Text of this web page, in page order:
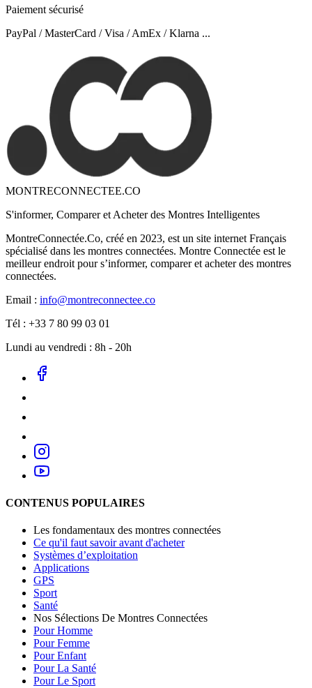
Paiement sécurisé
PayPal / MasterCard / Visa / AmEx / Klarna ...
MONTRECONNECTEE.CO
S'informer, Comparer et Acheter des Montres Intelligentes
MontreConnectée.Co, créé en 2023, est un site internet Français
spécialisé dans les montres connectées. Montre Connectée est le
meilleur endroit pour s’informer, comparer et acheter des montres
connectées.
Email : info@montreconnectee.co
Tél : +33 7 80 99 03 01
Lundi au vendredi : 8h - 20h
CONTENUS POPULAIRES
Les fondamentaux des montres connectées
Ce qu'il faut savoir avant d'acheter
Systèmes d’exploitation
Applications
GPS
Sport
Santé
Nos Sélections De Montres Connectées
Pour Homme
Pour Femme
Pour Enfant
Pour La Santé
Pour Le Sport